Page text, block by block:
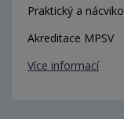
Praktický a
Akreditace MPSV
Více informací